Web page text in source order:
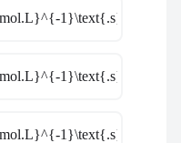
1}\text{.s}^{-1}
1}\text{.s}^{-1}
1}\text{.s}^{-1}